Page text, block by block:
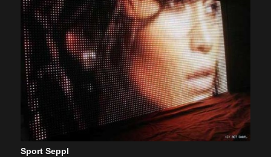
Sport Seppl